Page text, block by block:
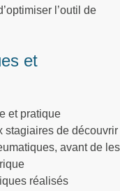
l’outil de
et
et pratique
stagiaires de découvrir
avant de les
réalisés